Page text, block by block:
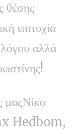
θέσης
επιτυχία
αλλά
μαςΝίκο
Hedbom,